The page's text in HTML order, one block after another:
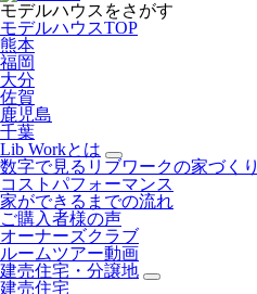
モデルハウスをさがす
モデルハウスTOP
熊本
福岡
大分
佐賀
鹿児島
千葉
Lib Workとは
数字で見るリブワークの家づくり
コストパフォーマンス
家ができるまでの流れ
ご購入者様の声
オーナーズクラブ
ルームツアー動画
建売住宅・分譲地
建売住宅